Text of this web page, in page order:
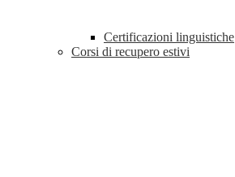
Certificazioni linguistiche
Corsi di recupero estivi